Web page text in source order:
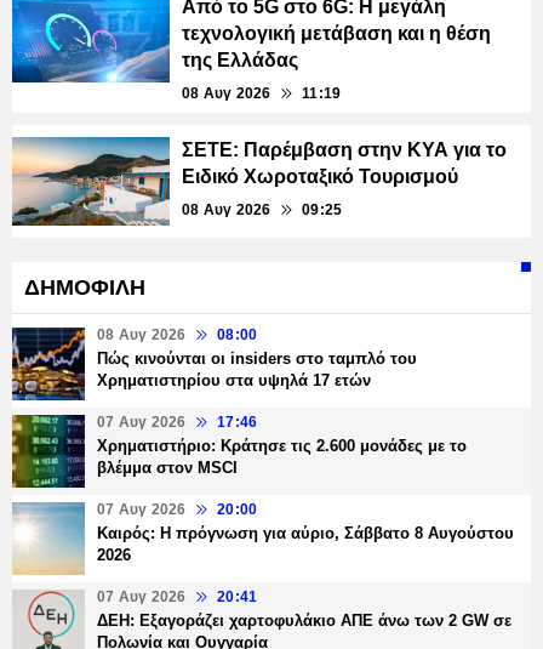
Από το 5G στο 6G: Η μεγάλη
τεχνολογική μετάβαση και η θέση
της Ελλάδας
08 Αυγ 2026 11:19
ΣΕΤΕ: Παρέμβαση στην ΚΥΑ για το
Ειδικό Χωροταξικό Τουρισμού
08 Αυγ 2026 09:25
ΔΗΜΟΦΙΛΗ
08 Αυγ 2026 08:00
Πώς κινούνται οι insiders στο ταμπλό του
Χρηματιστηρίου στα υψηλά 17 ετών
07 Αυγ 2026 17:46
Χρηματιστήριο: Κράτησε τις 2.600 μονάδες με το
βλέμμα στον MSCI
07 Αυγ 2026 20:00
Καιρός: Η πρόγνωση για αύριο, Σάββατο 8 Αυγούστου
2026
07 Αυγ 2026 20:41
ΔΕΗ: Εξαγοράζει χαρτοφυλάκιο ΑΠΕ άνω των 2 GW σε
Πολωνία και Ουγγαρία